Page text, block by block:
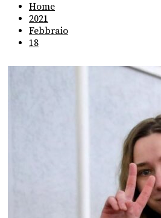
Home
2021
Febbraio
18